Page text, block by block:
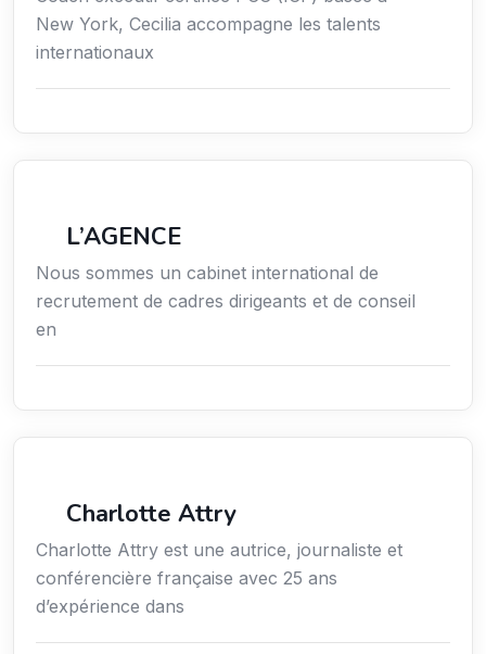
New York, Cecilia accompagne les talents
internationaux
L’AGENCE
Nous sommes un cabinet international de
recrutement de cadres dirigeants et de conseil
en
Charlotte Attry
Charlotte Attry est une autrice, journaliste et
conférencière française avec 25 ans
d’expérience dans